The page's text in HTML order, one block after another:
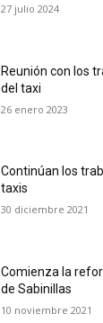
27 julio 2024
Reunión con los
del taxi
26 enero 2023
Continúan los
taxis
30 diciembre 2021
Comienza la
de Sabinillas
10 noviembre 2021